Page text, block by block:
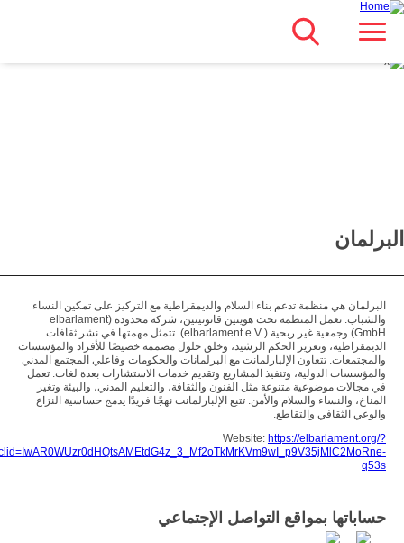
انتقل
البرلمان
البرلمان هي منظمة تدعم بناء السلام والديمقراطية مع التركيز على تمكين النساء
والشباب. تعمل المنظمة تحت هويتين قانونيتين، شركة محدودة (elbarlament
GmbH) وجمعية غير ربحية (.elbarlament e.V). تتمثل مهمتها في نشر ثقافات
الديمقراطية، وتعزيز الحكم الرشيد، وخلق حلول مصممة خصيصًا للأفراد والمؤسسات
والمجتمعات. تتعاون الإلبارلمانت مع البرلمانات والحكومات وفاعلي المجتمع المدني
والمؤسسات الدولية، وتنفيذ المشاريع وتقديم خدمات الاستشارات بعدة لغات. تعمل
في مجالات موضوعية متنوعة مثل الفنون والثقافة، والتعليم المدني، والبيئة وتغير
المناخ، والنساء والسلام والأمن. تتبع الإلبارلمانت نهجًا فريدًا يدمج حساسية النزاع
والوعي الثقافي والتقاطع.
Website: https://elbarlament.org/?
q53s
حساباتها بمواقع التواصل الإجتماعي